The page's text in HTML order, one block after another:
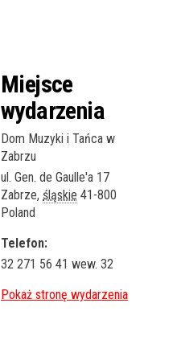
Miejsce
wydarzenia
Dom Muzyki i Tańca w
Zabrzu
ul. Gen. de Gaulle'a 17
Zabrze, śląskie 41-800
Poland
Telefon:
32 271 56 41 wew. 32